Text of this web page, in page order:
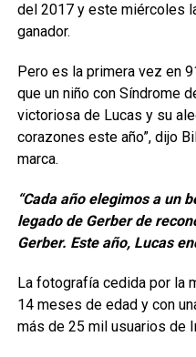
del 2017 y este miércoles
ganador.
Pero es la primera vez en
que un niño con Síndrome
victoriosa de Lucas y su
corazones este año”, dijo
marca.
“Cada año elegimos a un
legado de Gerber de
Gerber. Este año, Lucas
La fotografía cedida por la
14 meses de edad y con
más de 25 mil usuarios de